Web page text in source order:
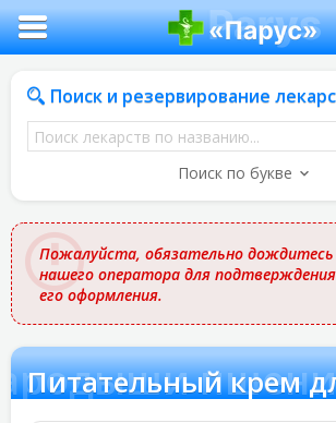
Поиск и резервирование
Поиск
лекарств
названию
Поиск по букве
Пожалуйста, обязательно
нашего оператора для подтверждения
его оформления.